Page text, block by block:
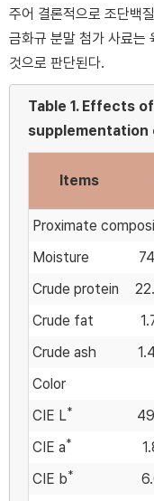
주어 결론적으로 조단백
금화규 분말 첨가 사료는
것으로 판단된다.
Table 1. Effects of
supplementation
Items
Proximate
Moisture
Crude protein
Crude fat
Crude ash
Color
CIE L*
CIE a*
CIE b*